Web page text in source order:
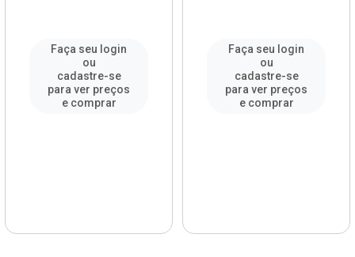
Faça seu login
ou
cadastre-se
para ver preços
e comprar
Faça seu login
ou
cadastre-se
para ver preços
e comprar